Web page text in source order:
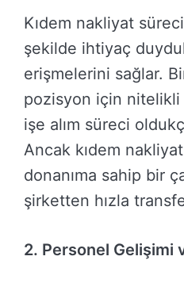
Kıdem nakliyat
şekilde ihtiyaç
erişmelerini sağlar.
pozisyon için nitelikli
işe alım süreci
Ancak kıdem
donanıma sahip bir
şirketten hızla
2. Personel Gelişimi